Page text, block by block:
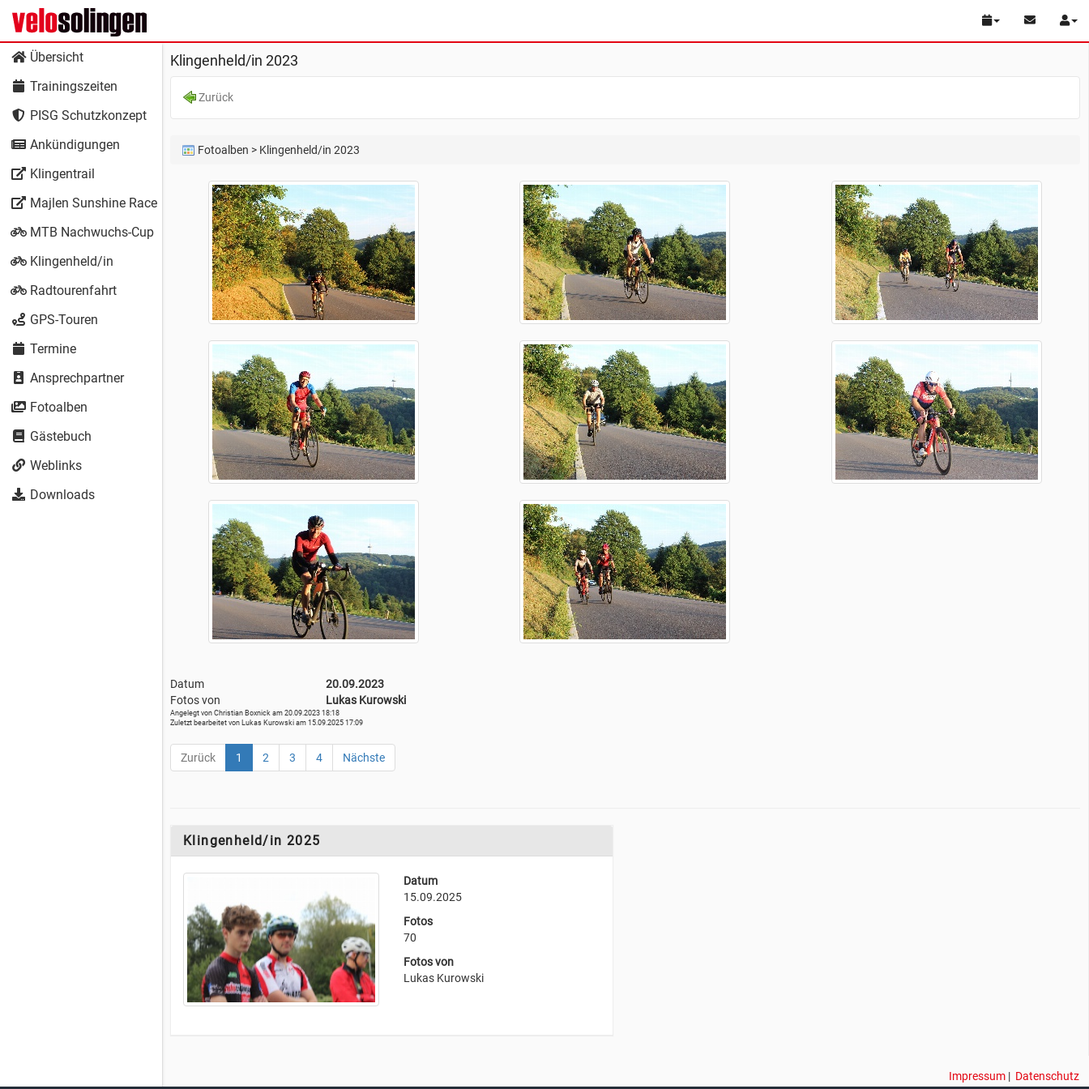
Übersicht
Trainingszeiten
PISG Schutzkonzept
Ankündigungen
Klingentrail
Majlen Sunshine Race
MTB Nachwuchs-Cup
Klingenheld/in
Radtourenfahrt
GPS-Touren
Termine
Ansprechpartner
Fotoalben
Gästebuch
Weblinks
Downloads
Klingenheld/in 2023
Zurück
Fotoalben > Klingenheld/in 2023
Datum
20.09.2023
Fotos von
Lukas Kurowski
Angelegt von Christian Boxnick am 20.09.2023 18:18
Zuletzt bearbeitet von Lukas Kurowski am 15.09.2025 17:09
Zurück 1 2 3 4 Nächste
Klingenheld/in 2025
Datum
15.09.2025
Fotos
70
Fotos von
Lukas Kurowski
Impressum | Datenschutz